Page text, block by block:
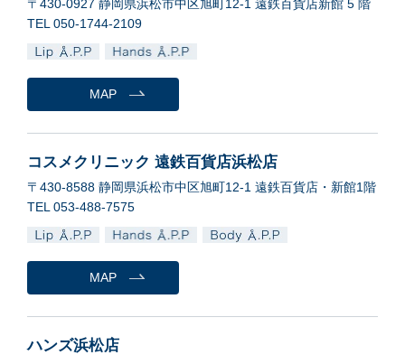
〒430-0927 静岡県浜松市中区旭町12-1 遠鉄百貨店新館 5 階
TEL 050-1744-2109
MAP
コスメクリニック 遠鉄百貨店浜松店
〒430-8588 静岡県浜松市中区旭町12-1 遠鉄百貨店・新館1階
TEL 053-488-7575
MAP
ハンズ浜松店